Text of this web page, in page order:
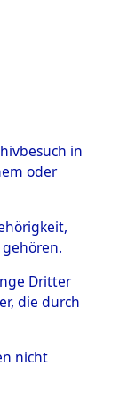
in
oder
Dritter
die durch
nicht